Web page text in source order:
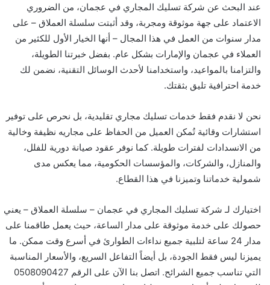
عند البحث عن شركة تسليك المجاري في عجمان، من الضروري
الاعتماد على جهة موثوقة ومجربة، وقد أثبتت سلسلة العملاق – على
مدار سنوات من العمل في هذا المجال – أنها الخيار الأول للكثير من
العملاء في عجمان والإمارات بشكل عام. بفضل خبرتنا الطويلة،
والتزامنا بالمواعيد، واستخدامنا لأحدث الوسائل التقنية، نضمن لك
خدمة احترافية تليق بثقتك.
نحن لا نقدم فقط خدمات تسليك مجاري تقليدية، بل نحرص على توفير
استشارات وقائية تُمكن العميل من الحفاظ على مجاريه نظيفة وخالية
من الانسدادات لفترات طويلة. كما نوفر عقود صيانة دورية للفلل،
والمنازل، والشركات، والمؤسسات الحكومية، مما يعكس مدى
شمولية خدماتنا وتميزنا في هذا القطاع.
اختيارك لـ شركة تسليك المجاري في عجمان – سلسلة العملاق – يعني
حصولك على خدمة موثوقة على مدار الساعة، حيث يعمل طاقمنا على
مدار 24 ساعة لتلبية جميع نداءات الطوارئ في أسرع وقت ممكن. ما
يميزنا ليس فقط الجودة، بل أيضاً التفاعل السريع، والأسعار المناسبة
التي تناسب جميع الشرائح. اتصل بنا الآن على الرقم 0508090427